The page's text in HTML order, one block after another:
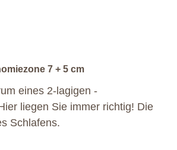
7 + 5 cm
eines 2-lagigen
liegen Sie ­immer richtig! Die
Schlafens.